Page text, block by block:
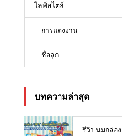
ไลฟ์สไตล์
การแต่งงาน
ชื่อลูก
บทความล่าสุด
รีวิว นมกล่อ